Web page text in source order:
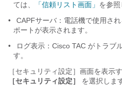
ては、
「信頼リスト画面」 を参照
•
CAPFサーバ：電話機で使用さ
ポートが表示されます。
•
ログ表示：Cisco TAC がトラブ
す。
［セキュリティ設定］画面を表示す
［セキュリティ設定］
を選択しま